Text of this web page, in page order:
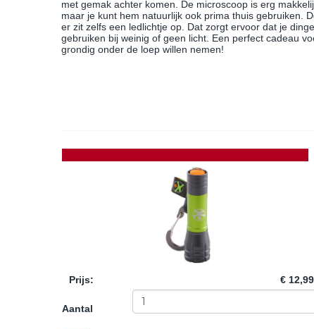
met gemak achter komen. De microscoop is erg
maar je kunt hem natuurlijk ook prima thuis gebruiken.
er zit zelfs een ledlichtje op. Dat zorgt ervoor dat je
gebruiken bij weinig of geen licht. Een perfect cadeau
grondig onder de loep willen nemen!
Prijs: € 12,99
Aantal